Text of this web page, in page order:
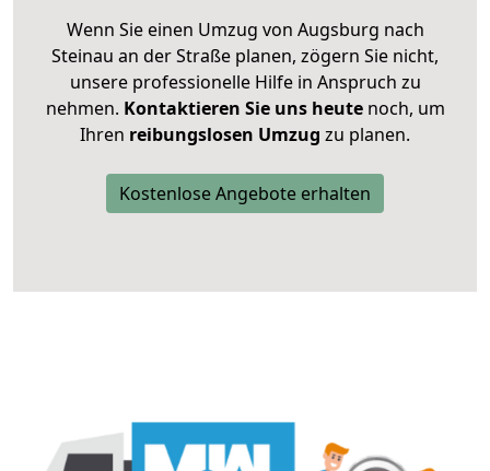
Wenn Sie einen Umzug von Augsburg nach
Steinau an der Straße planen, zögern Sie nicht,
unsere professionelle Hilfe in Anspruch zu
nehmen. Kontaktieren Sie uns heutenoch, um
Ihren reibungslosen Umzug zu planen.
Kostenlose Angebote erhalten